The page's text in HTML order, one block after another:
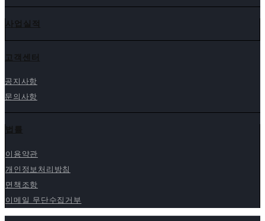
다수공급자
공지사항
문의사항
이용약관
개인정보처리방침
면책조항
이메일 무단수집거부